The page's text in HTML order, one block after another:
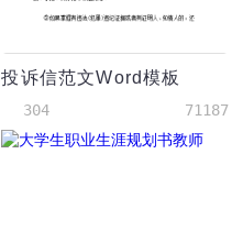
投诉信范文Word模板
304 71187